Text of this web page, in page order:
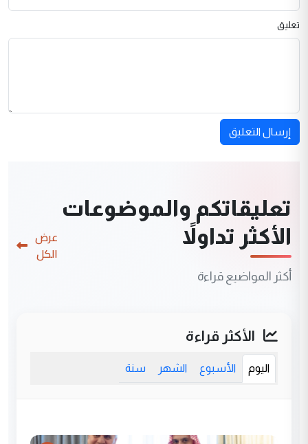
تعليق
إرسال التعليق
تعليقاتكم والموضوعات
الأكثر تداولاً
أكثر المواضيع قراءة
عرض
الكل
الأكثر قراءة
اليوم الأسبوع الشهر سنة